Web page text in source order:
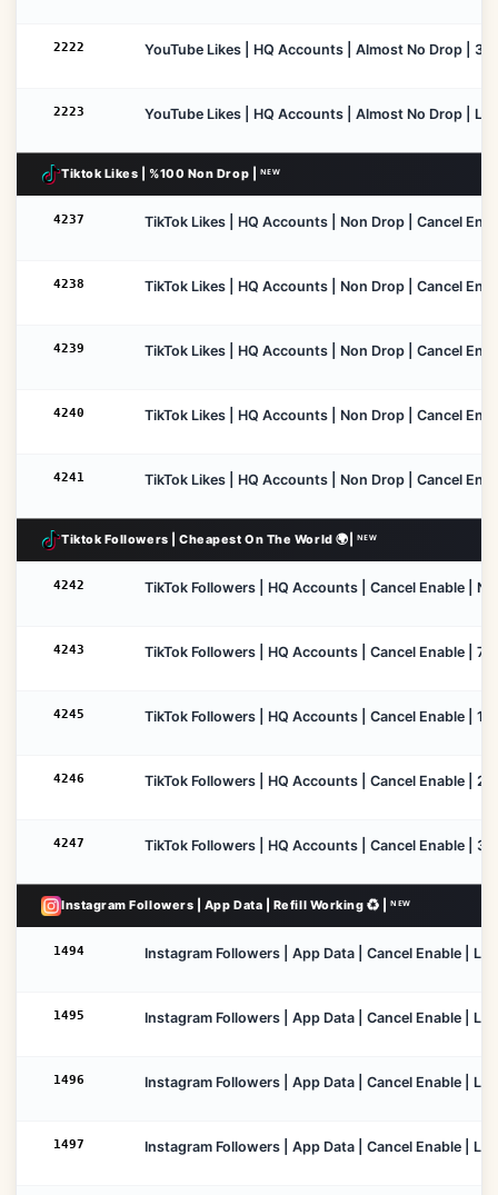
2222 YouTube Likes | HQ Accounts | Almost No Drop |
2223 YouTube Likes | HQ Accounts | Almost No Drop |
Tiktok Likes | %100 Non Drop | ᴺᴱᵂ
4237 TikTok Likes | HQ Accounts | Non Drop | Cancel
4238 TikTok Likes | HQ Accounts | Non Drop | Cancel
4239 TikTok Likes | HQ Accounts | Non Drop | Cancel
4240 TikTok Likes | HQ Accounts | Non Drop | Cancel
4241 TikTok Likes | HQ Accounts | Non Drop | Cancel
Tiktok Followers | Cheapest On The World 🌍| ᴺᴱᵂ
4242 TikTok Followers | HQ Accounts | Cancel Enable |
4243 TikTok Followers | HQ Accounts | Cancel Enable | 7
4245 TikTok Followers | HQ Accounts | Cancel Enable |
4246 TikTok Followers | HQ Accounts | Cancel Enable |
4247 TikTok Followers | HQ Accounts | Cancel Enable |
Instagram Followers | App Data | Refill Working ♻️ | ᴺᴱᵂ
1494 Instagram Followers | App Data | Cancel Enable |
1495 Instagram Followers | App Data | Cancel Enable |
1496 Instagram Followers | App Data | Cancel Enable |
1497 Instagram Followers | App Data | Cancel Enable |